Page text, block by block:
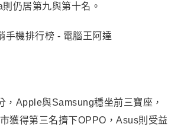
仍居第九與第十名。
，Apple與Samsung穩坐前三寶座，
獲得第三名擠下OPPO，Asus則受益